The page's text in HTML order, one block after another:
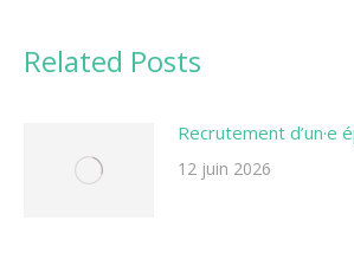
Related Posts
Recrutement d’un·e
12 juin 2026